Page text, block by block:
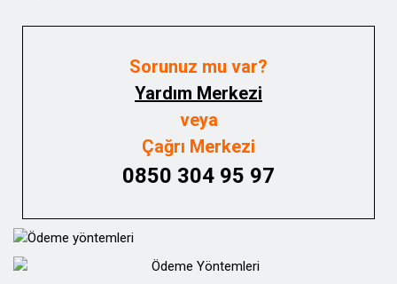
Sorunuz mu var?
Yardım Merkezi
veya
Çağrı Merkezi
0850 304 95 97